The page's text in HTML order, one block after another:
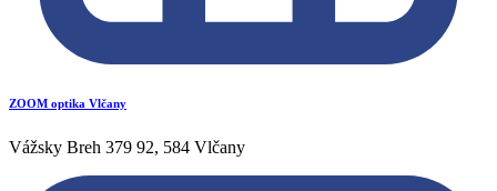
ZOOM optika Vlčany
Vážsky Breh 379 92, 584 Vlčany